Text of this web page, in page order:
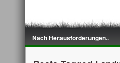
Nach Herausforderungen..